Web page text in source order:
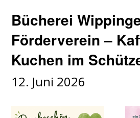
Bücherei
Förderverein –
Kuchen im
12. Juni 2026